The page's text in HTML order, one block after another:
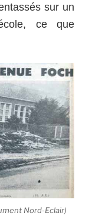
sur un
ce que
Nord-Eclair)